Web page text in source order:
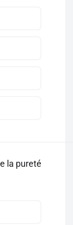
la pureté